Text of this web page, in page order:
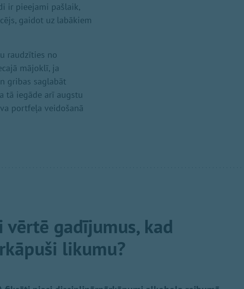
ir pieejami pašlaik,
gaidot uz labākiem
raudzīties no
mājoklī, ja
gribas saglabāt
tā iegāde arī augstu
portfeļa veidošanā
gadījumus, kad
likumu?